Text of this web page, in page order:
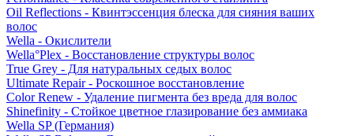
Oil Reflections - Квинтэссенция блеска для сияния ваших
волос
Wella - Окислители
Wella°Plex - Восстановление структуры волос
True Grey - Для натуральных седых волос
Ultimate Repair - Роскошное восстановление
Color Renew - Удаление пигмента без вреда для волос
Shinefinity - Стойкое цветное глазирование без аммиака
Wella SP (Германия)